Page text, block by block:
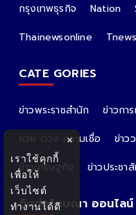
กรุงเทพธุรกิจ
Nation
Thainewsonline
Tnews
CATE GORIES
ข่าวพระราชสำนัก ข่าวกา
หวย ดวง ความเชื่อ
ข่าว
ข่าวเศรษฐกิจ
ข่าวประชา
ติดต่อโฆษณา ออนไลน์
×
เราใช้คุกกี้
เพื่อให้
เว็บไซต์
ทำงานได้ดี